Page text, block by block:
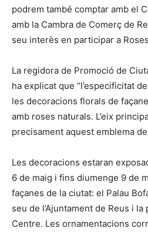
podrem també comptar amb el
amb la Cambra de Comerç de
seu interès en participar a
La regidora de Promoció de
ha explicat que “l’especificitat
les decoracions florals de
amb roses naturals. L’eix
precisament aquest emblema
Les decoracions estaran
6 de maig i fins diumenge 9 de
façanes de la ciutat: el Palau
seu de l’Ajuntament de Reus i
Centre. Les ornamentacions